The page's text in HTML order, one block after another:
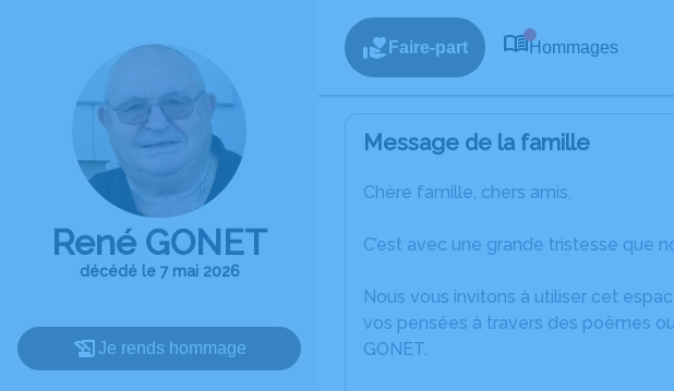
René GONET
décédé le 7 mai 2026
Je rends hommage
Faire-part Hommages
Message de la famille
Chère famille, chers amis,
C’est avec une grande tristesse que
Nous vous invitons à utiliser cet
vos pensées à travers des poèmes
GONET.